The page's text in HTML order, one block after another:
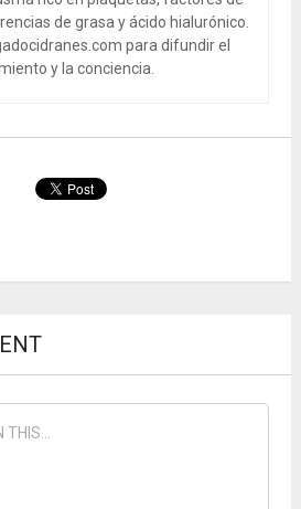
de grasa y ácido hialurónico.
para difundir el
y la conciencia.